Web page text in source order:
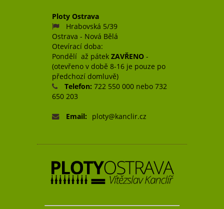
Ploty Ostrava
Hrabovská 5/39
Ostrava - Nová Bělá
Otevírací doba:
Pondělí až pátek ZAVŘENO -
(otevřeno v době 8-16 je pouze po
předchozí domluvě)
Telefon: 722 550 000 nebo 732
650 203
Email: ploty@kanclir.cz